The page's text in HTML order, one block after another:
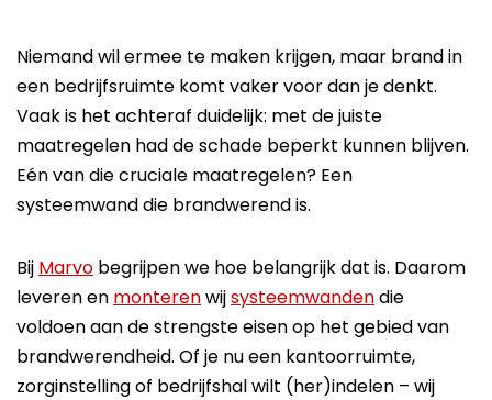
Niemand wil ermee te maken krijgen, maar brand in
een bedrijfsruimte komt vaker voor dan je denkt.
Vaak is het achteraf duidelijk: met de juiste
maatregelen had de schade beperkt kunnen blijven.
Eén van die cruciale maatregelen? Een
systeemwand die brandwerend is.
Bij Marvo begrijpen we hoe belangrijk dat is. Daarom
leveren en monterenwijsysteemwandendie
voldoen aan de strengste eisen op het gebied van
brandwerendheid. Of je nu een kantoorruimte,
zorginstelling of bedrijfshal wilt (her)indelen – wij